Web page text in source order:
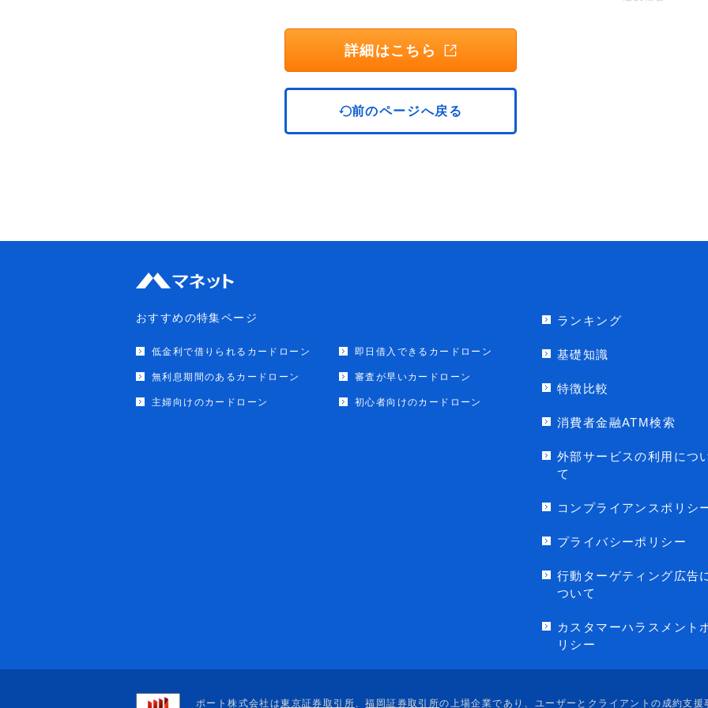
詳細はこちら
前のページへ戻る
おすすめの特集ページ
低金利で借りられるカードローン 即日借入できるカードローン
無利息期間のあるカードローン 審査が早いカードローン
主婦向けのカードローン 初心者向けのカードローン
ランキング
基礎知識
特徴比較
消費者金融ATM検索
外部サービスの利用につ
て
コンプライアンスポリシ
プライバシーポリシー
行動ターゲティング広告
ついて
カスタマーハラスメント
リシー